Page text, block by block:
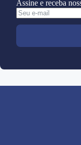
Assine e receba